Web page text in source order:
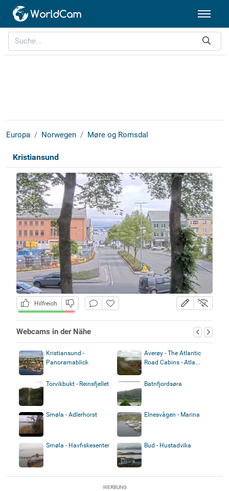
Europa Norwegen Møre og Romsdal
Kristiansund
Hilfreich
Webcams in der Nähe
Kristiansund -
Panoramablick
Averøy - The Atlantic
Road Cabins - Atla...
Torvikbukt - Reinsfjellet Batnfjordsøra
Smøla - Adlerhorst Elnesvågen - Marina
Smøla - Havfiskesenter Bud - Hustadvika
WERBUNG